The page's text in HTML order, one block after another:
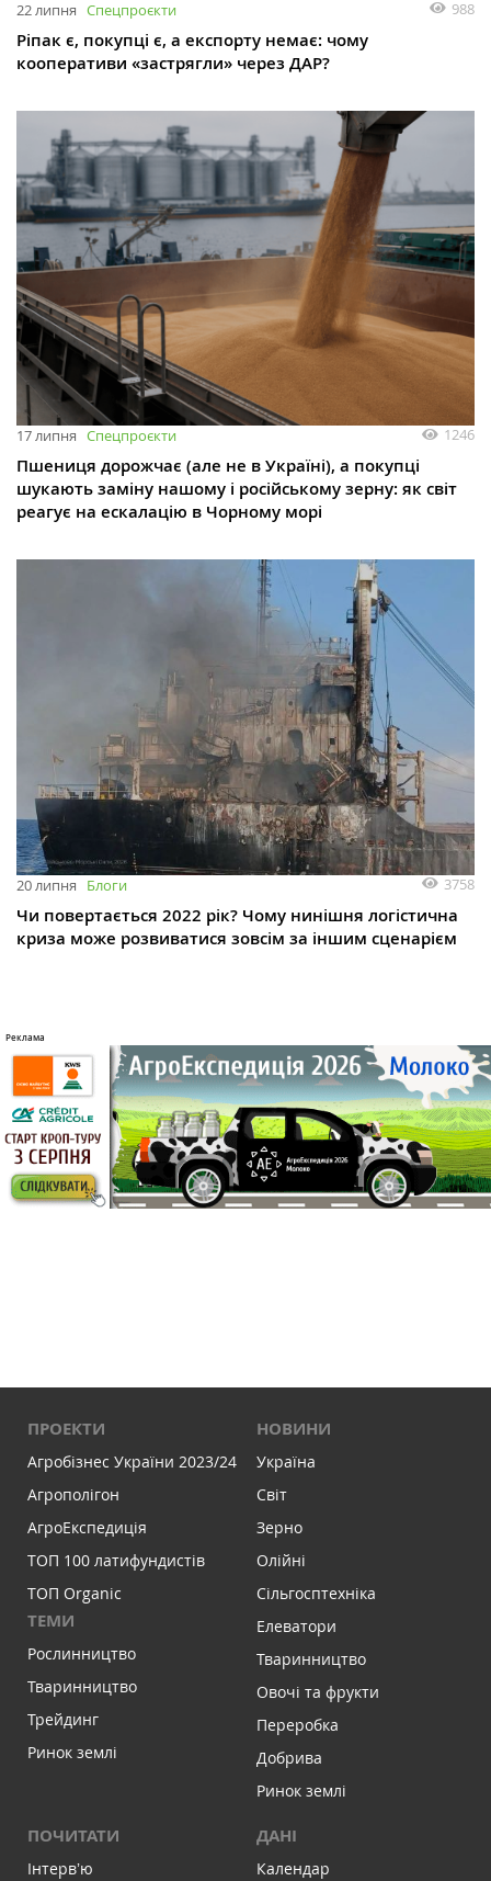
22 липня Спецпроєкти 988
Ріпак є, покупці є, а експорту немає: чому
кооперативи «застрягли» через ДАР?
17 липня Спецпроєкти 1246
Пшениця дорожчає (але не в Україні), а покупці
шукають заміну нашому і російському зерну: як світ
реагує на ескалацію в Чорному морі
20 липня Блоги 3758
Чи повертається 2022 рік? Чому нинішня логістична
криза може розвиватися зовсім за іншим сценарієм
ПРОЕКТИ
Агробізнес України 2023/24
Агрополігон
АгроЕкспедиція
ТОП 100 латифундистів
ТОП Organic
ТЕМИ
Рослинництво
Тваринництво
Трейдинг
Ринок землі
НОВИНИ
Україна
Світ
Зерно
Олійні
Сільгосптехніка
Елеватори
Тваринництво
Овочі та фрукти
Переробка
Добрива
Ринок землі
ПОЧИТАТИ
Інтервʼю
ДАНІ
Календар